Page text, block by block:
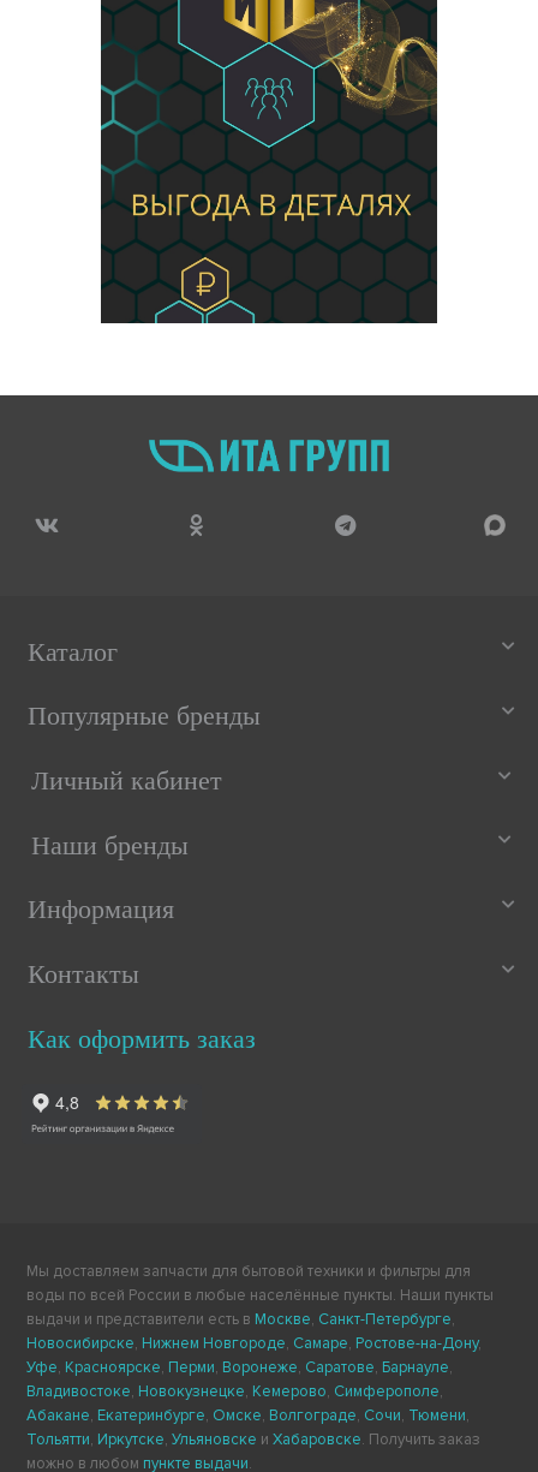
Каталог
Популярные бренды
Личный кабинет
Наши бренды
Информация
Контакты
Как оформить заказ
Мы доставляем запчасти для бытовой техники и фильтры для
воды по всей России в любые населённые пункты. Наши пункты
выдачи и представители есть в Москве, Санкт-Петербурге,
Новосибирске, Нижнем Новгороде, Самаре, Ростове-на-Дону,
Уфе, Красноярске, Перми, Воронеже, Саратове, Барнауле,
Владивостоке, Новокузнецке, Кемерово, Симферополе,
Абакане, Екатеринбурге, Омске, Волгограде, Сочи, Тюмени,
Тольятти, Иркутске,Ульяновске иХабаровске. Получить заказ
можно в любом пункте выдачи.